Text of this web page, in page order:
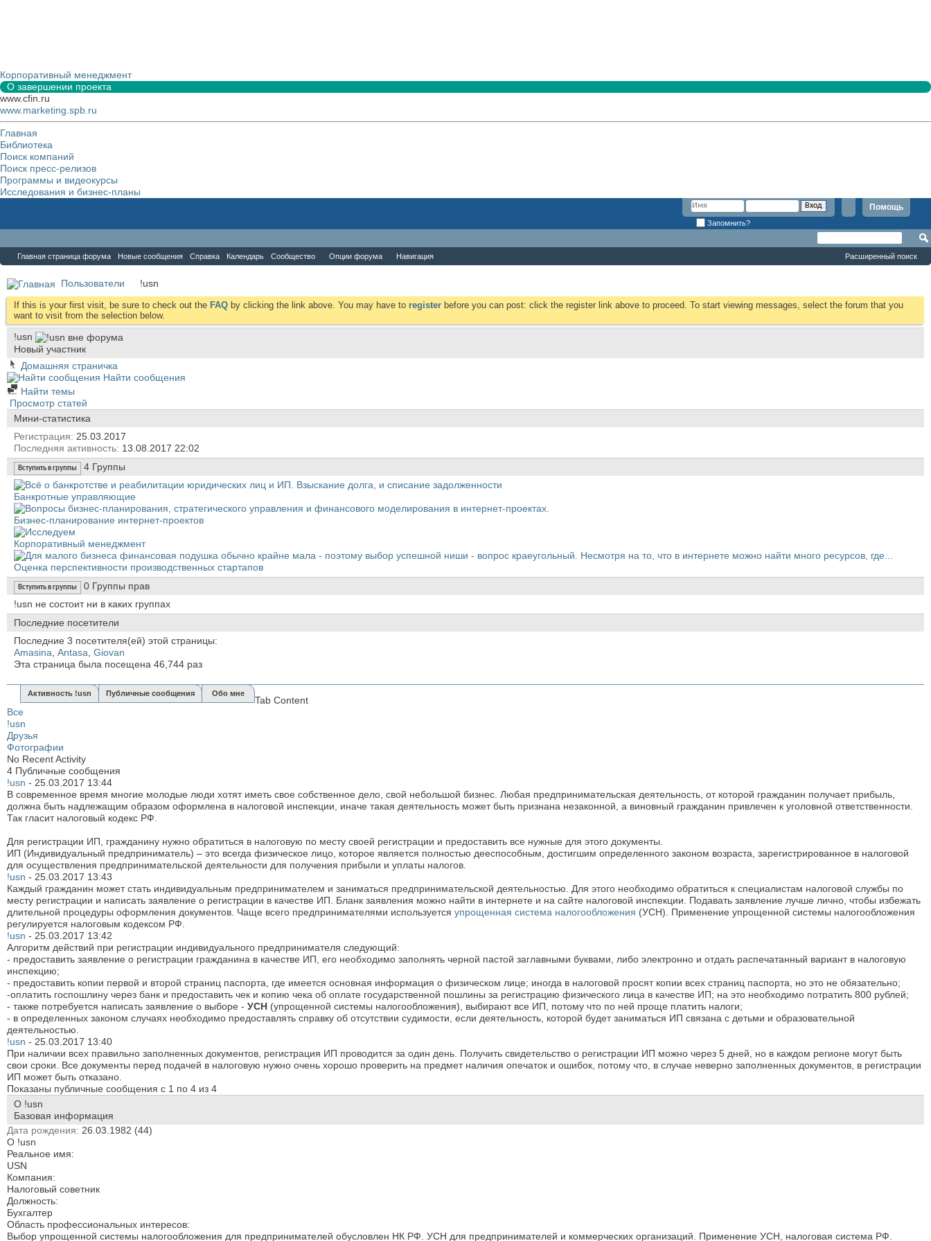
Корпоративный менеджмент
О завершении проекта
www.cfin.ru
www.marketing.spb.ru
Главная
Библиотека
Поиск компаний
Поиск пресс-релизов
Программы и видеокурсы
Исследования и бизнес-планы
Помощь
Запомнить?
Главная страница форума Новые сообщения Справка Календарь Сообщество Опции форума Навигация Расширенный поиск
Пользователи !usn
If this is your first visit, be sure to check out the FAQ by clicking the link above. You may have to register before you can post: click the register link above to proceed. To start viewing messages, select the forum that you
want to visit from the selection below.
!usn
Новый участник
Домашняя страничка
Найти сообщения
Найти темы
Просмотр статей
Мини-статистика
Регистрация
25.03.2017
Последняя активность 13.08.2017 22:02
Вступить в группы 4 Группы
Банкротные управляющие
Бизнес-планирование интернет-проектов
Корпоративный менеджмент
Оценка перспективности производственных стартапов
Вступить в группы 0 Группы прав
!usn не состоит ни в каких группах
Последние посетители
Последние 3 посетителя(ей) этой страницы:
Amasina Antasa Giovan
Эта страница была посещена 46,744 раз
Активность !usn Публичные сообщения Обо мне
Tab Content
Все
!usn
Друзья
Фотографии
No Recent Activity
4 Публичные сообщения
!usn - 25.03.2017 13:44
В современное время многие молодые люди хотят иметь свое собственное дело, свой небольшой бизнес. Любая предпринимательская деятельность, от которой гражданин получает прибыль,
должна быть надлежащим образом оформлена в налоговой инспекции, иначе такая деятельность может быть признана незаконной, а виновный гражданин привлечен к уголовной ответственности.
Так гласит налоговый кодекс РФ.
Для регистрации ИП, гражданину нужно обратиться в налоговую по месту своей регистрации и предоставить все нужные для этого документы.
ИП (Индивидуальный предприниматель) – это всегда физическое лицо, которое является полностью дееспособным, достигшим определенного законом возраста, зарегистрированное в налоговой
для осуществления предпринимательской деятельности для получения прибыли и уплаты налогов.
!usn - 25.03.2017 13:43
Каждый гражданин может стать индивидуальным предпринимателем и заниматься предпринимательской деятельностью. Для этого необходимо обратиться к специалистам налоговой службы по
месту регистрации и написать заявление о регистрации в качестве ИП. Бланк заявления можно найти в интернете и на сайте налоговой инспекции. Подавать заявление лучше лично, чтобы избежать
длительной процедуры оформления документов. Чаще всего предпринимателями используется упрощенная система налогообложения (УСН). Применение упрощенной системы налогообложения
регулируется налоговым кодексом РФ.
!usn - 25.03.2017 13:42
Алгоритм действий при регистрации индивидуального предпринимателя следующий:
- предоставить заявление о регистрации гражданина в качестве ИП, его необходимо заполнять черной пастой заглавными буквами, либо электронно и отдать распечатанный вариант в налоговую
инспекцию;
- предоставить копии первой и второй страниц паспорта, где имеется основная информация о физическом лице; иногда в налоговой просят копии всех страниц паспорта, но это не обязательно;
-оплатить госпошлину через банк и предоставить чек и копию чека об оплате государственной пошлины за регистрацию физического лица в качестве ИП; на это необходимо потратить 800 рублей;
- также потребуется написать заявление о выборе - УСН (упрощенной системы налогообложения), выбирают все ИП, потому что по ней проще платить налоги;
- в определенных законом случаях необходимо предоставлять справку об отсутствии судимости, если деятельность, которой будет заниматься ИП связана с детьми и образовательной
деятельностью.
!usn - 25.03.2017 13:40
При наличии всех правильно заполненных документов, регистрация ИП проводится за один день. Получить свидетельство о регистрации ИП можно через 5 дней, но в каждом регионе могут быть
свои сроки. Все документы перед подачей в налоговую нужно очень хорошо проверить на предмет наличия опечаток и ошибок, потому что, в случае неверно заполненных документов, в регистрации
ИП может быть отказано.
Показаны публичные сообщения с 1 по 4 из 4
О !usn
Базовая информация
Дата рождения
26.03.1982 (44)
О !usn
Реальное имя:
USN
Компания:
Налоговый советник
Должность:
Бухгалтер
Область профессиональных интересов:
Выбор упрощенной системы налогообложения для предпринимателей обусловлен НК РФ. УСН для предпринимателей и коммерческих организаций. Применение УСН, налоговая система РФ.